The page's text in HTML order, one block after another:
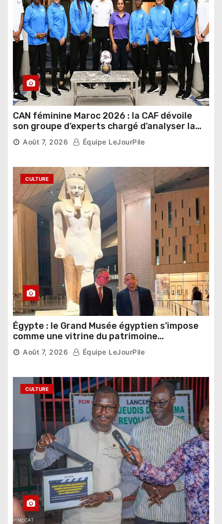
CAN féminine Maroc 2026 : la CAF dévoile
son groupe d’experts chargé d’analyser la
compétition
Août 7, 2026 Équipe LeJourPile
CULTURE
Égypte : le Grand Musée égyptien s’impose
comme une vitrine du patrimoine
pharaonique auprès des dirigeants
étrangers
Août 7, 2026 Équipe LeJourPile
CULTURE